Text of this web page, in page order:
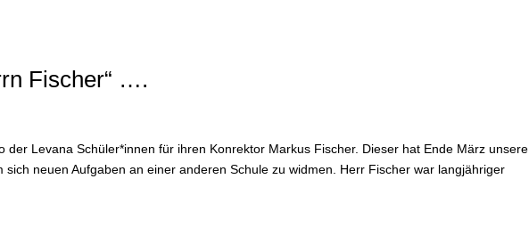
Fischer“ ….
der Levana Schüler*innen für ihren Konrektor Markus Fischer. Dieser hat Ende März unsere
sich neuen Aufgaben an einer anderen Schule zu widmen. Herr Fischer war langjähriger